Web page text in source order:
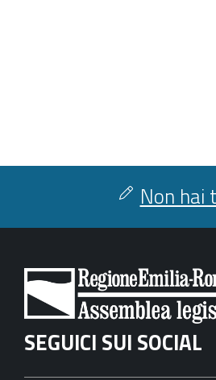
Non hai
SEGUICI SUI SOCIAL